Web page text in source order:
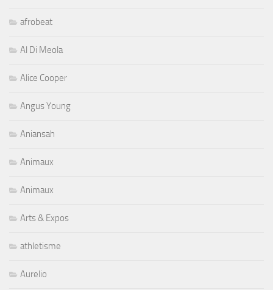
afrobeat
Al Di Meola
Alice Cooper
Angus Young
Aniansah
Animaux
Animaux
Arts & Expos
athletisme
Aurelio